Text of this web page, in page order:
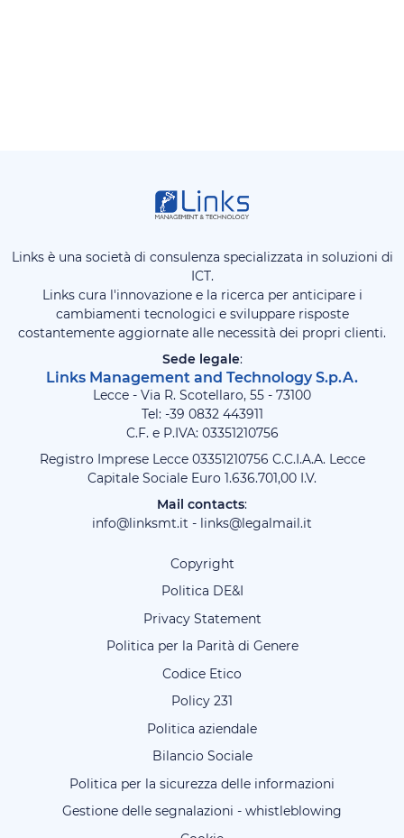
Links è una società di consulenza specializzata in soluzioni di
ICT.
Links cura l'innovazione e la ricerca per anticipare i
cambiamenti tecnologici e sviluppare risposte
costantemente aggiornate alle necessità dei propri clienti.
Sede legale:
Links Management and Technology S.p.A.
Lecce - Via R. Scotellaro, 55 - 73100
Tel: -39 0832 443911
C.F. e P.IVA: 03351210756
Registro Imprese Lecce 03351210756 C.C.I.A.A. Lecce
Capitale Sociale Euro 1.636.701,00 I.V.
Mail contacts:
info@linksmt.it - links@legalmail.it
Copyright
Politica DE&I
Privacy Statement
Politica per la Parità di Genere
Codice Etico
Policy 231
Politica aziendale
Bilancio Sociale
Politica per la sicurezza delle informazioni
Gestione delle segnalazioni - whistleblowing